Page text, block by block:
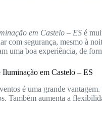
em Castelo – ES é
com segurança, mesmo à
uma boa experiência, de
em Castelo – ES
é uma grande
Também aumenta a